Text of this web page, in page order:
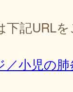
下記URL
小児の